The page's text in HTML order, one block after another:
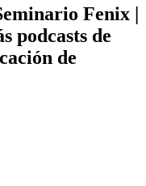
Fenix |
podcasts de
de